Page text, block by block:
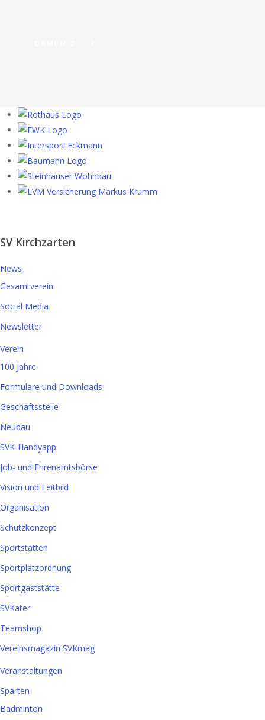
SV Kirchzarten
News
Gesamtverein
Social Media
Newsletter
Verein
100 Jahre
Formulare und Downloads
Geschäftsstelle
Neubau
SVK-Handyapp
Job- und Ehrenamtsbörse
Vision und Leitbild
Organisation
Schutzkonzept
Sportstätten
Sportplatzordnung
Sportgaststätte
SVKater
Teamshop
Vereinsmagazin SVKmag
Veranstaltungen
Sparten
Badminton